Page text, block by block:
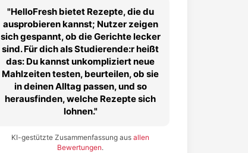
HelloFresh bietet Rezepte, die du
ausprobieren kannst; Nutzer zeigen
sich gespannt, ob die Gerichte lecker
sind. Für dich als Studierende:r heißt
das: Du kannst unkompliziert neue
Mahlzeiten testen, beurteilen, ob sie
in deinen Alltag passen, und so
herausfinden, welche Rezepte sich
lohnen.
KI-gestützte Zusammenfassung aus allen
Bewertungen.